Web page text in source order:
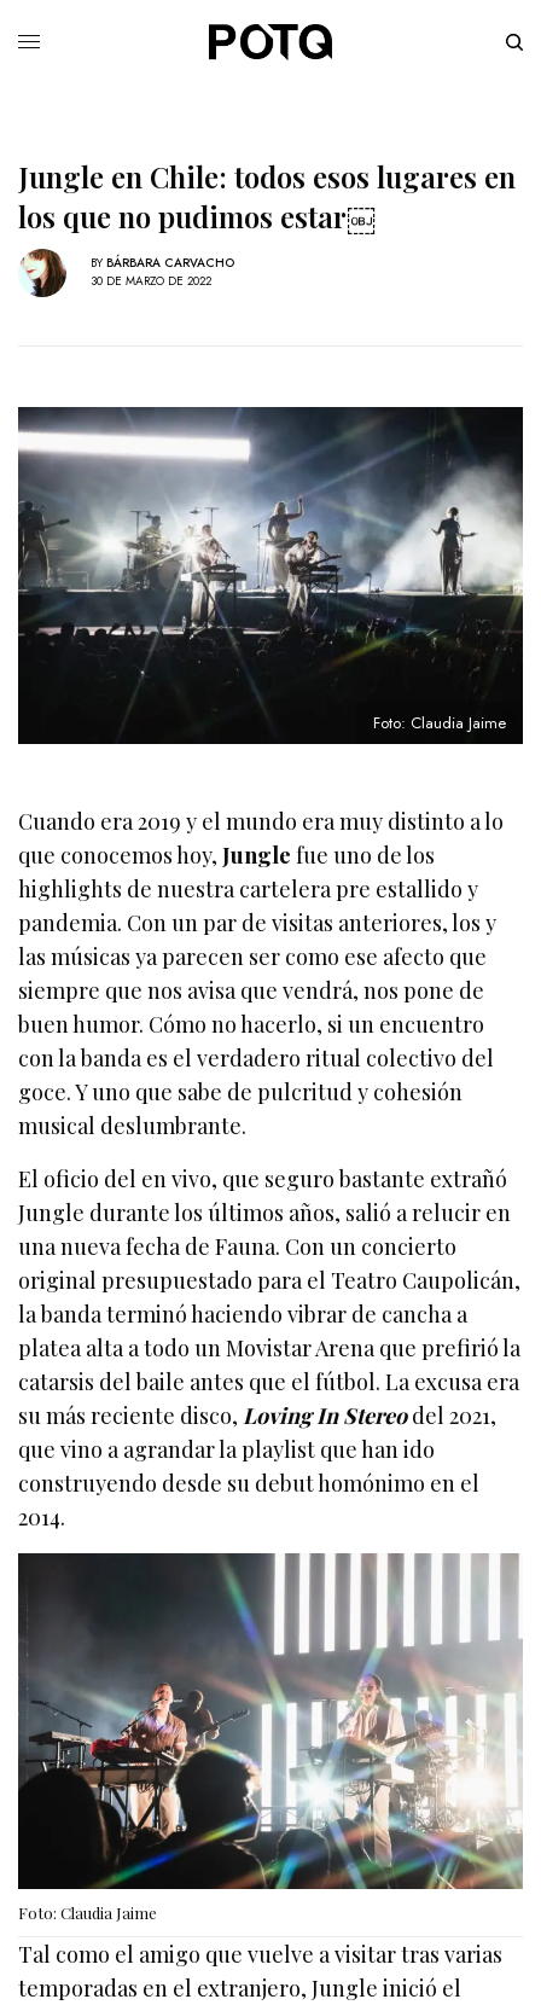
Jungle en Chile: todos esos lugares en
los que no pudimos estar￼
BY BÁRBARA CARVACHO
30 DE MARZO DE 2022
Foto: Claudia Jaime
Cuando era 2019 y el mundo era muy distinto a lo
que conocemos hoy,Jungle fue uno de los
highlights de nuestra cartelera pre estallido y
pandemia. Con un par de visitas anteriores, los y
las músicas ya parecen ser como ese afecto que
siempre que nos avisa que vendrá, nos pone de
buen humor. Cómo no hacerlo, si un encuentro
con la banda es el verdadero ritual colectivo del
goce. Y uno que sabe de pulcritud y cohesión
musical deslumbrante.
El oficio del en vivo, que seguro bastante extrañó
Jungle durante los últimos años, salió a relucir en
una nueva fecha de Fauna. Con un concierto
original presupuestado para el Teatro Caupolicán,
la banda terminó haciendo vibrar de cancha a
platea alta a todo un Movistar Arena que prefirió la
catarsis del baile antes que el fútbol. La excusa era
su más reciente disco, Loving In Stereodel 2021,
que vino a agrandar la playlist que han ido
construyendo desde su debut homónimo en el
2014.
Foto: Claudia Jaime
Tal como el amigo que vuelve a visitar tras varias
temporadas en el extranjero, Jungle inició el